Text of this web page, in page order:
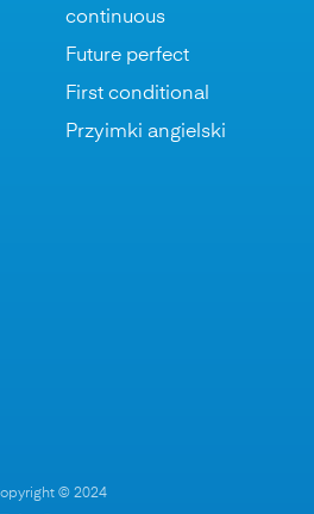
continuous
Future perfect
First conditional
Przyimki angielski
© 2024